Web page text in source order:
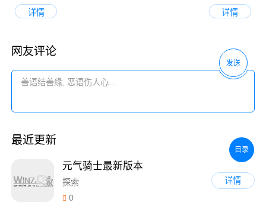
详情
详情
网友评论
发送
最近更新
元气骑士最新版本
探索
0
详情
目录